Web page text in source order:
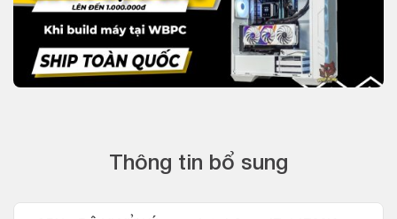
Thông tin bổ sung